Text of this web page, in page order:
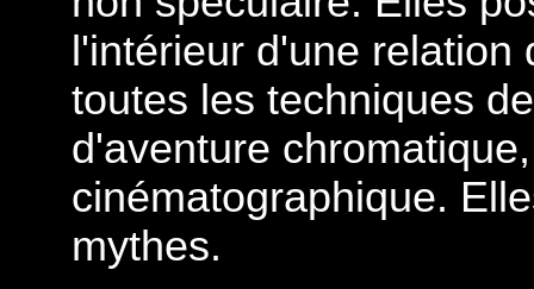
l'intérieur d'une
toutes les techniques
d'aventure
cinématographique.
mythes.